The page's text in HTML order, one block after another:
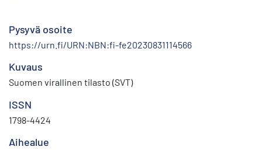
Pysyvä osoite
https://urn.fi/URN:NBN:fi-fe20230831114566
Kuvaus
Suomen virallinen tilasto (SVT)
ISSN
1798-4424
Aihealue